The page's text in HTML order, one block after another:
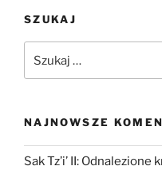
SZUKAJ
NAJNOWSZE
Sak Tz’i’ II: